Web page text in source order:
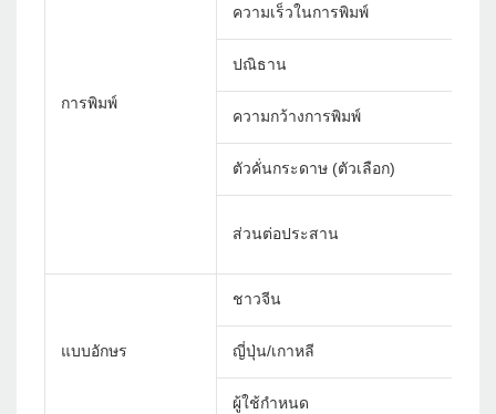
การพิมพ์
ความเร็วในการพิมพ์
ปณิธาน
ความกว้างการพิมพ์
ตัวคั่นกระดาษ (ตัวเลือก)
ส่วนต่อประสาน
แบบอักษร
ชาวจีน
ญี่ปุ่น/เกาหลี
ผู้ใช้กำหนด